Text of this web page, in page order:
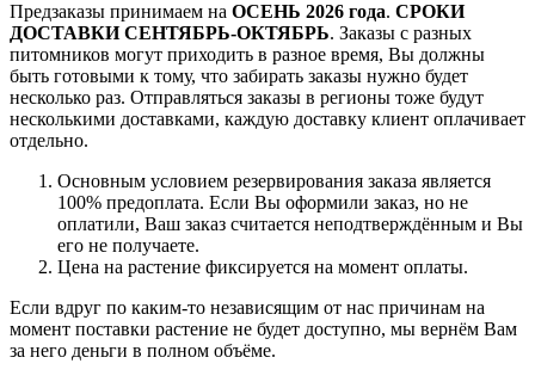
Предзаказы принимаем на ОСЕНЬ 2026 года. СРОКИ
ДОСТАВКИ СЕНТЯБРЬ-ОКТЯБРЬ. Заказы с разных
питомников могут приходить в разное время, Вы должны
быть готовыми к тому, что забирать заказы нужно будет
несколько раз. Отправляться заказы в регионы тоже будут
несколькими доставками, каждую доставку клиент оплачивает
отдельно.
Основным условием резервирования заказа является
100% предоплата. Если Вы оформили заказ, но не
оплатили, Ваш заказ считается неподтверждённым и Вы
его не получаете.
Цена на растение фиксируется на момент оплаты.
Если вдруг по каким-то независящим от нас причинам на
момент поставки растение не будет доступно, мы вернём Вам
за него деньги в полном объёме.